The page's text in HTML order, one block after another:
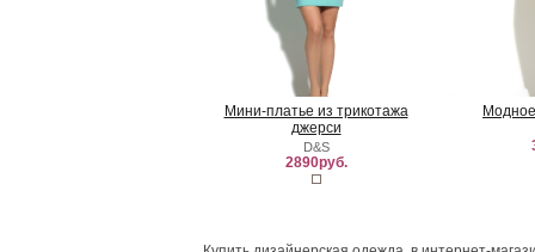
Мини-платье из трикотажа
джерси
D&S
2890руб.